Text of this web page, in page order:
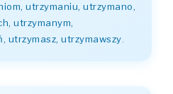
utrzymaniu, utrzymano,
utrzymanym,
utrzymasz, utrzymawszy